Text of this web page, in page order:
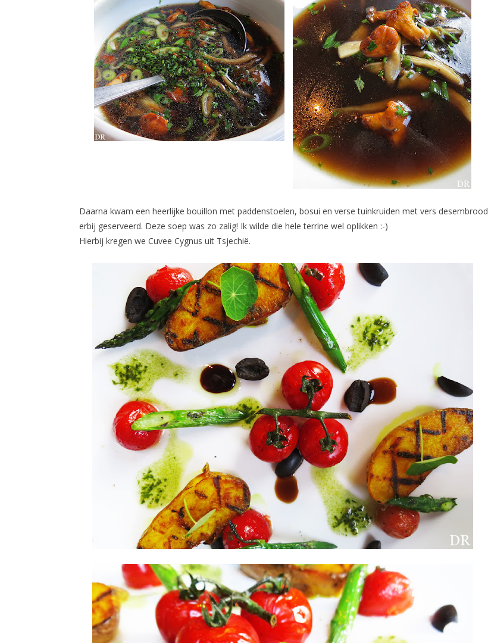
Daarna kwam een heerlijke bouillon met paddenstoelen, bosui en verse tuinkruiden met vers desembrood
erbij geserveerd. Deze soep was zo zalig! Ik wilde die hele terrine wel oplikken :-)
Hierbij kregen we Cuvee Cygnus uit Tsjechië.